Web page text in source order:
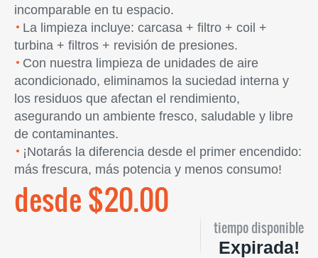
incomparable en tu espacio.
La limpieza incluye: carcasa + filtro + coil +
turbina + filtros + revisión de presiones.
Con nuestra limpieza de unidades de aire
acondicionado, eliminamos la suciedad interna y
los residuos que afectan el rendimiento,
asegurando un ambiente fresco, saludable y libre
de contaminantes.
¡Notarás la diferencia desde el primer encendido:
más frescura, más potencia y menos consumo!
desde $20.00
tiempo disponible
Expirada!